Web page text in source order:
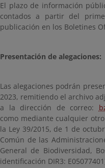
El plazo de información
contados a partir del
publicación en los Boletines
Presentación de alegaciones:
Las alegaciones podrán
2023, remitiendo el archivo
a la dirección de correo:
como mediante cualquier
la Ley 39/2015, de 1 de
Común de las
General de Biodiversidad,
identificación DIR3: